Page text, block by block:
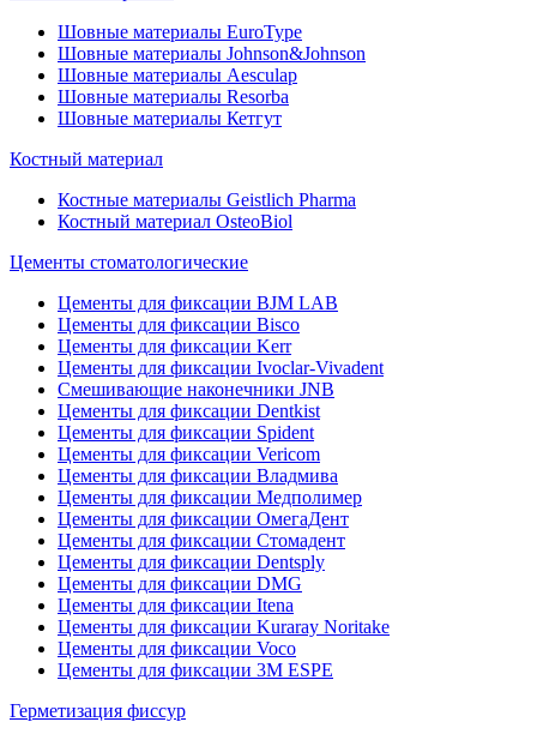
Шовные материалы EuroType
Шовные материалы Johnson&Johnson
Шовные материалы Aesculap
Шовные материалы Resorba
Шовные материалы Кетгут
Костный материал
Костные материалы Geistlich Pharma
Костный материал OsteoBiol
Цементы стоматологические
Цементы для фиксации BJM LAB
Цементы для фиксации Bisco
Цементы для фиксации Kerr
Цементы для фиксации Ivoclar-Vivadent
Смешивающие наконечники JNB
Цементы для фиксации Dentkist
Цементы для фиксации Spident
Цементы для фиксации Vericom
Цементы для фиксации Владмива
Цементы для фиксации Медполимер
Цементы для фиксации ОмегаДент
Цементы для фиксации Стомадент
Цементы для фиксации Dentsply
Цементы для фиксации DMG
Цементы для фиксации Itena
Цементы для фиксации Kuraray Noritake
Цементы для фиксации Voco
Цементы для фиксации 3M ESPE
Герметизация фиссур